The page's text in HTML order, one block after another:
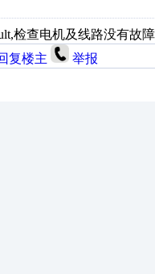
检查电机及线路没有故
复楼主 举报